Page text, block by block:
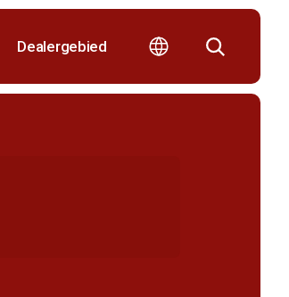
Dealergebied